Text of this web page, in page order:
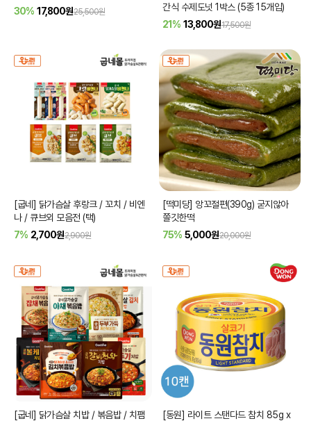
30% 17,800원25,500원
간식 수제도넛 1박스 (5종 15개입)
21% 13,800원17,500원
[굽네] 닭가슴살 후랑크 / 꼬치 / 비엔
나 / 큐브외 모음전 (택)
7% 2,700원2,900원
[떡미당] 앙꼬절편(390g) 굳지않아
쫄깃한떡
75% 5,000원20,000원
[굽네] 닭가슴살 치밥 / 볶음밥 / 치팸
[동원] 라이트 스탠다드 참치 85g x